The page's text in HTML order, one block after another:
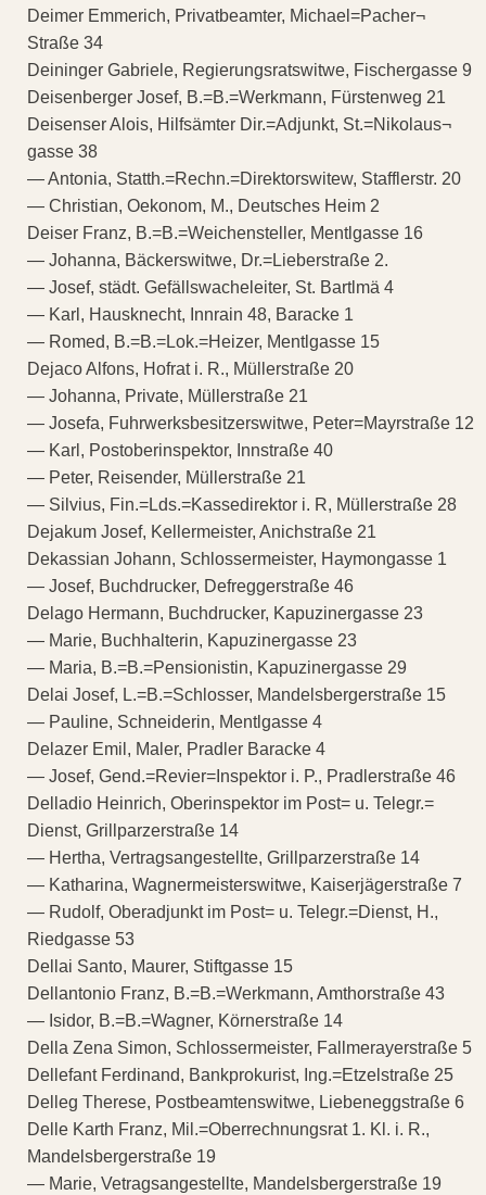
Deimer Emmerich, Privatbeamter, Michael=Pacher¬
Straße 34
Deininger Gabriele, Regierungsratswitwe, Fischergasse 9
Deisenberger Josef, B.=B.=Werkmann, Fürstenweg 21
Deisenser Alois, Hilfsämter Dir.=Adjunkt, St.=Nikolaus¬
gasse 38
— Antonia, Statth.=Rechn.=Direktorswitew, Stafflerstr. 20
— Christian, Oekonom, M., Deutsches Heim 2
Deiser Franz, B.=B.=Weichensteller, Mentlgasse 16
— Johanna, Bäckerswitwe, Dr.=Lieberstraße 2.
— Josef, städt. Gefällswacheleiter, St. Bartlmä 4
— Karl, Hausknecht, Innrain 48, Baracke 1
— Romed, B.=B.=Lok.=Heizer, Mentlgasse 15
Dejaco Alfons, Hofrat i. R., Müllerstraße 20
— Johanna, Private, Müllerstraße 21
— Josefa, Fuhrwerksbesitzerswitwe, Peter=Mayrstraße 12
— Karl, Postoberinspektor, Innstraße 40
— Peter, Reisender, Müllerstraße 21
— Silvius, Fin.=Lds.=Kassedirektor i. R, Müllerstraße 28
Dejakum Josef, Kellermeister, Anichstraße 21
Dekassian Johann, Schlossermeister, Haymongasse 1
— Josef, Buchdrucker, Defreggerstraße 46
Delago Hermann, Buchdrucker, Kapuzinergasse 23
— Marie, Buchhalterin, Kapuzinergasse 23
— Maria, B.=B.=Pensionistin, Kapuzinergasse 29
Delai Josef, L.=B.=Schlosser, Mandelsbergerstraße 15
— Pauline, Schneiderin, Mentlgasse 4
Delazer Emil, Maler, Pradler Baracke 4
— Josef, Gend.=Revier=Inspektor i. P., Pradlerstraße 46
Delladio Heinrich, Oberinspektor im Post= u. Telegr.=
Dienst, Grillparzerstraße 14
— Hertha, Vertragsangestellte, Grillparzerstraße 14
— Katharina, Wagnermeisterswitwe, Kaiserjägerstraße 7
— Rudolf, Oberadjunkt im Post= u. Telegr.=Dienst, H.,
Riedgasse 53
Dellai Santo, Maurer, Stiftgasse 15
Dellantonio Franz, B.=B.=Werkmann, Amthorstraße 43
— Isidor, B.=B.=Wagner, Körnerstraße 14
Della Zena Simon, Schlossermeister, Fallmerayerstraße 5
Dellefant Ferdinand, Bankprokurist, Ing.=Etzelstraße 25
Delleg Therese, Postbeamtenswitwe, Liebeneggstraße 6
Delle Karth Franz, Mil.=Oberrechnungsrat 1. Kl. i. R.,
Mandelsbergerstraße 19
— Marie, Vetragsangestellte, Mandelsbergerstraße 19